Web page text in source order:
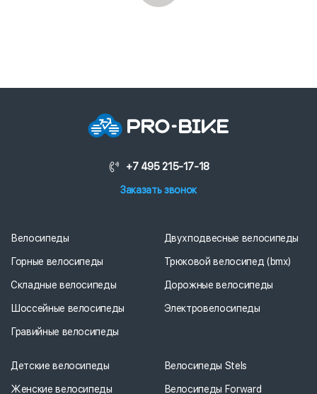
+7 495 215-17-18
Заказать звонок
Велосипеды
Горные велосипеды
Складные велосипеды
Шоссейные велосипеды
Гравийные велосипеды
Двухподвесные велосипеды
Трюковой велосипед (bmx)
Дорожные велосипеды
Электровелосипеды
Детские велосипеды
Женские велосипеды
Велосипеды Stels
Велосипеды Forward